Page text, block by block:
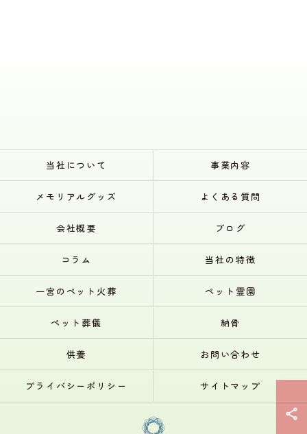
当社について 事業内容
メモリアルグッズ よくある質問
会社概要 ブログ
コラム 当社の特徴
一宮のペット火葬 ペット霊園
ペット葬儀 納骨
供養 お問い合わせ
プライバシーポリシー サイトマップ